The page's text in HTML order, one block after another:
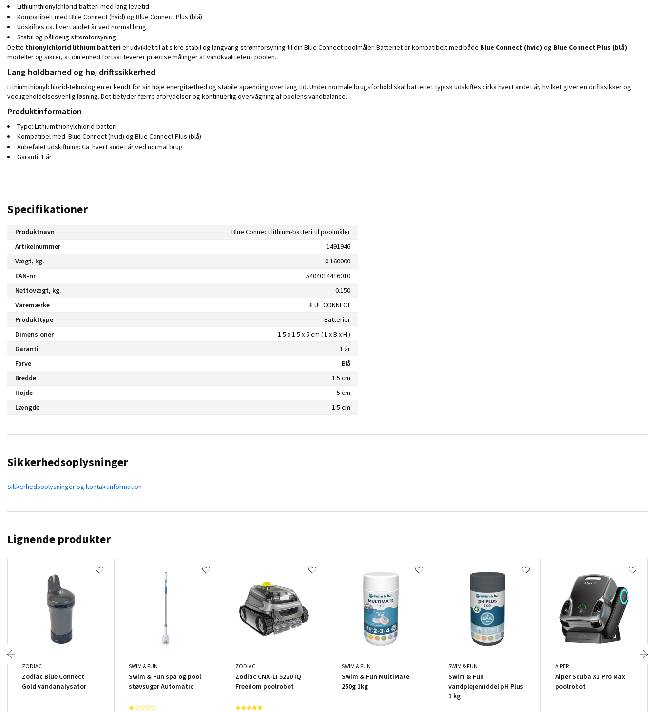
Lithiumthionylchlorid-batteri med lang levetid
Kompatibelt med Blue Connect (hvid) og Blue Connect Plus (blå)
Udskiftes ca. hvert andet år ved normal brug
Stabil og pålidelig strømforsyning
Dette thionylchlorid lithium batteri er udviklet til at sikre stabil og langvarig strømforsyning til din Blue Connect poolmåler. Batteriet er kompatibelt med både Blue Connect (hvid) og Blue Connect Plus (blå)
modeller og sikrer, at din enhed fortsat leverer præcise målinger af vandkvaliteten i poolen.
Lang holdbarhed og høj driftssikkerhed
Lithiumthionylchlorid-teknologien er kendt for sin høje energitæthed og stabile spænding over lang tid. Under normale brugsforhold skal batteriet typisk udskiftes cirka hvert andet år, hvilket giver en driftssikker og
vedligeholdelsesvenlig løsning. Det betyder færre afbrydelser og kontinuerlig overvågning af poolens vandbalance.
Produktinformation
Type: Lithiumthionylchlorid-batteri
Kompatibel med: Blue Connect (hvid) og Blue Connect Plus (blå)
Anbefalet udskiftning: Ca. hvert andet år ved normal brug
Garanti: 1 år
Specifikationer
Produktnavn
Blue Connect lithium-batteri til poolmåler
Artikelnummer
1491946
Vægt, kg.
0.160000
EAN-nr
5404014416010
Nettovægt, kg.
0.150
Varemærke
BLUE CONNECT
Produkttype
Batterier
Dimensioner
1.5 x 1.5 x 5 cm ( L x B x H )
Garanti
1 år
Farve
Blå
Bredde
1.5 cm
Højde
5 cm
Længde
1.5 cm
Sikkerhedsoplysninger
Sikkerhedsoplysninger og kontaktinformation
Lignende produkter
ZODIAC
Zodiac Blue Connect
Gold vandanalysator
SWIM & FUN
Swim & Fun spa og pool
støvsuger Automatic
ZODIAC
Zodiac CNX-LI 5220 IQ
Freedom poolrobot
SWIM & FUN
Swim & Fun MultiMate
250g 1kg
SWIM & FUN
Swim & Fun
vandplejemiddel pH Plus
1 kg
AIPER
Aiper Scuba X1 Pro Max
poolrobot